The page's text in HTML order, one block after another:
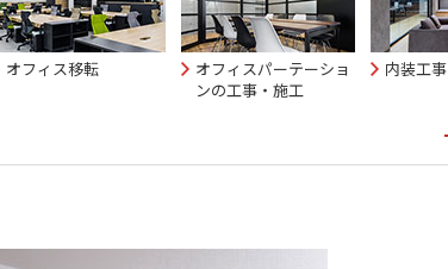
オフィス移転
オフィスパーテーショ
ンの工事・施工
内装工事